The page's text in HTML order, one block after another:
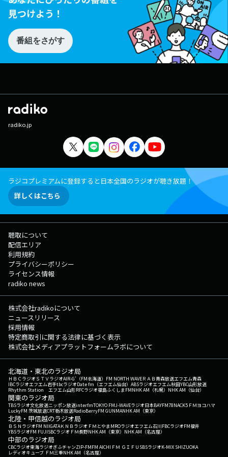
見つけよう！
番組をさがす
radiko.jp
ラジコプレミアムに登録すると日本全国のラジオが聴き放題！
詳しくはこちら
聴取について
配信エリア
利用規約
プライバシーポリシー
ライセンス情報
radiko news
株式会社radikoについて
ニュースリリース
採用情報
特定商取引に関する法律に基づく表示
株式会社メディアプラットフォームラボについて
北海道・東北のラジオ局
ＨＢＣラジオＳＴＶラジオAIR-G'（FM北海道） FM NORTH WAVEＲＡＢ青森放送エフエム青森
IBCラジオエフエム岩手tbcラジオDate fm（エフエム仙台） ABSラジオエフエム秋田YBC山形放送
Rhythm Station エフエム山形RFCラジオ福島ふくしまFMNHK AM（札幌） NHK AM（仙台）
関東のラジオ局
TBSラジオ文化放送ニッポン放送interfmTOKYO FMJ-WAVEラジオ日本BAYFM78NACK5 ＦＭヨコハマ
LuckyFM 茨城放送CRT栃木放送RadioBerryFM GUNMANHK AM（東京）
北陸・甲信越のラジオ局
ＢＳＮラジオFM NIIGATAＫＮＢラジオ ＦＭとやまMROラジオエフエム石川FBCラジオFM福井
YBSラジオFM FUJISBCラジオ ＦＭ長野NHK AM（東京） NHK AM（名古屋）
中部のラジオ局
CBCラジオ東海ラジオぎふチャンZIP-FMFM AICHI ＦＭ ＧＩＦＵ SBSラジオK-MIX SHIZUOKA
レディオキューブ ＦＭ三重NHK AM（名古屋）